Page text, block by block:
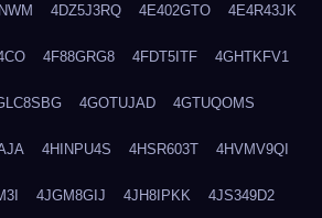
4DZ5J3RQ 4E402GTO 4E4R43JK
4F88GRG8 4FDT5ITF 4GHTKFV1
4GOTUJAD 4GTUQOMS
4HINPU4S 4HSR603T 4HVMV9QI
4JGM8GIJ 4JH8IPKK 4JS349D2